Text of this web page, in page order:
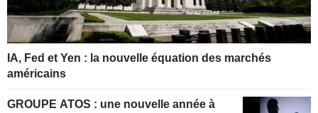
IA, Fed et Yen : la nouvelle équation des marchés
américains
GROUPE ATOS : une nouvelle année à